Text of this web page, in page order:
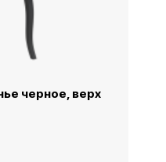
черное, верх